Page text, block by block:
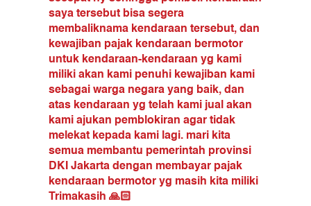
saya tersebut bisa segera
membaliknama kendaraan tersebut, dan
kewajiban pajak kendaraan bermotor
untuk kendaraan-kendaraan yg kami
miliki akan kami penuhi kewajiban kami
sebagai warga negara yang baik, dan
atas kendaraan yg telah kami jual akan
kami ajukan pemblokiran agar tidak
melekat kepada kami lagi. mari kita
semua membantu pemerintah provinsi
DKI Jakarta dengan membayar pajak
kendaraan bermotor yg masih kita miliki
Trimakasih 🙏🏻